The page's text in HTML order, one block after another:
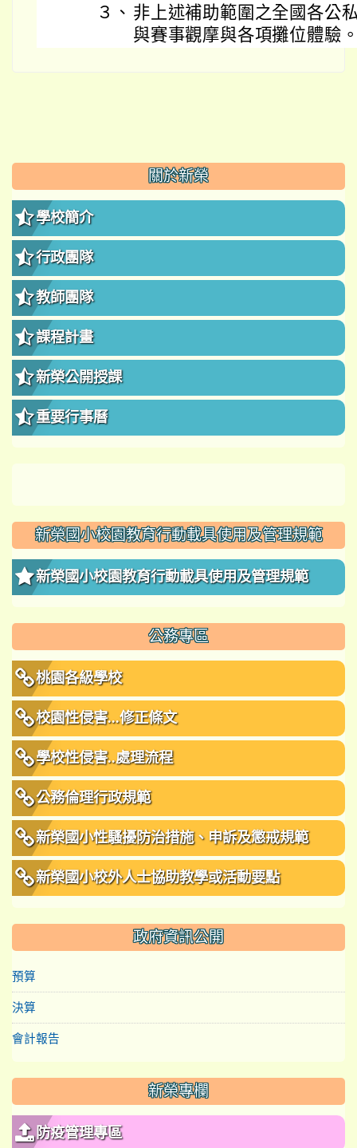
３、 非上述補助範圍之全國各公
與賽事觀摩與各項攤位體驗
::: 關於新榮
學校簡介
行政團隊
教師團隊
課程計畫
新榮公開授課
重要行事曆
新榮國小校園教育行動載具使用及管理規範
新榮國小校園教育行動載具使用及管理規範
公務專區
桃園各級學校
校園性侵害...修正條文
學校性侵害..處理流程
公務倫理行政規範
新榮國小性騷擾防治措施、申訴及懲戒規範
新榮國小校外人士協助教學或活動要點
政府資訊公開
預算
決算
會計報告
新榮專欄
防疫管理專區